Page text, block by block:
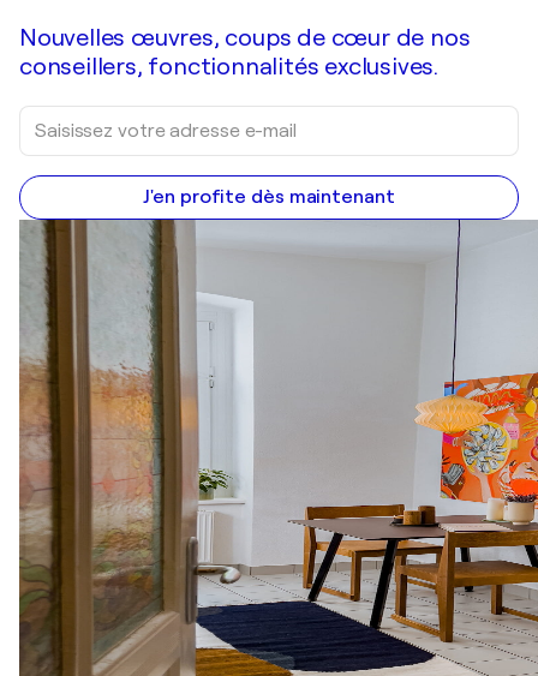
Nouvelles œuvres, coups de cœur de nos
conseillers, fonctionnalités exclusives.
J'en profite dès maintenant